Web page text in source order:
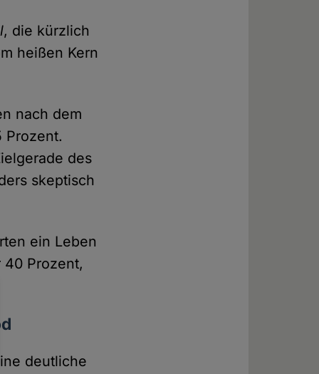
, die kürzlich
heißen Kern
nach dem
Prozent.
des
skeptisch
ein Leben
Prozent,
deutliche